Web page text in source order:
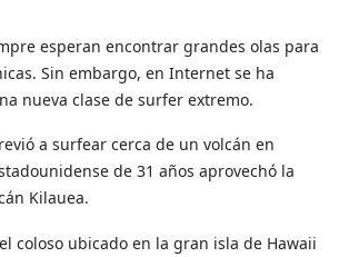
esperan encontrar grandes olas para
Sin embargo, en Internet se ha
nueva clase de surfer extremo.
a surfear cerca de un volcán en
de 31 años aprovechó la
Kilauea.
coloso ubicado en la gran isla de Hawaii